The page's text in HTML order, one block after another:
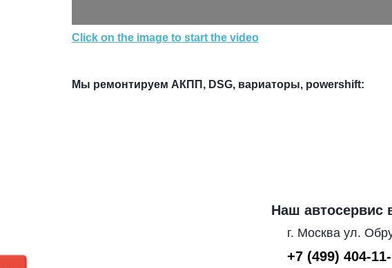
Click on the image to start the video
Мы ремонтируем АКПП, DSG, вариаторы, powershift:
Наш
г. Москва ул.
+7 (499) 404-